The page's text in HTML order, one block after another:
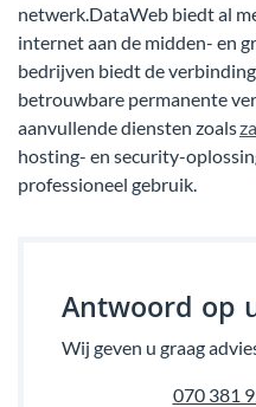
netwerk.DataWeb biedt al
internet aan de midden- en
bedrijven biedt de
betrouwbare permanente
aanvullende diensten zoals
hosting- en security-
professioneel gebruik.
Antwoord op
Wij geven u graag
070 381